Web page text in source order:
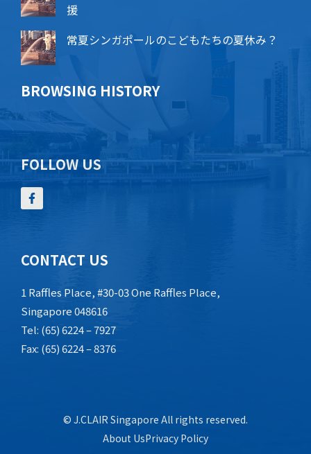
援
常夏シンガポールのこどもたちの夏休み？
BROWSING HISTORY
FOLLOW US
CONTACT US
1 Raffles Place, #30-03 One Raffles Place,
Singapore 048616
Tel: (65) 6224 – 7927
Fax: (65) 6224 – 8376
© J.CLAIR Singapore All rights reserved.
About UsPrivacy Policy